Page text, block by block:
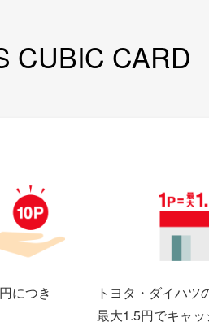
CUBIC CARD
につき
トヨタ・ダイハツ
最大1.5円でキャ